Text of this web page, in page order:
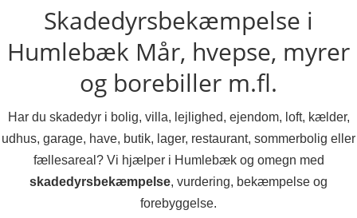
Skadedyrsbekæmpelse i
Humlebæk Mår, hvepse, myrer
og borebiller m.fl.
Har du skadedyr i bolig, villa, lejlighed, ejendom, loft, kælder,
udhus, garage, have, butik, lager, restaurant, sommerbolig eller
fællesareal? Vi hjælper i Humlebæk og omegn med
skadedyrsbekæmpelse, vurdering, bekæmpelse og
forebyggelse.